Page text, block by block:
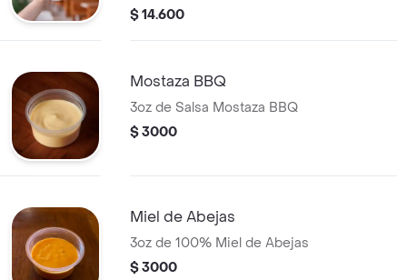
cebolla crunchy
$ 14.600
Mostaza BBQ
3oz de Salsa Mostaza BBQ
$ 3000
Miel de Abejas
3oz de 100% Miel de Abejas
$ 3000